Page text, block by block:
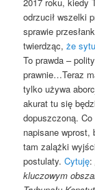
odrzucił wszelki
sprawie
twierdząc,że
To prawda –
prawnie…Teraz
tylko używa
akurat tu się
dopuszczoną.
napisane wprost,
tam zalążki
postulaty.Cytuję:
kluczowym